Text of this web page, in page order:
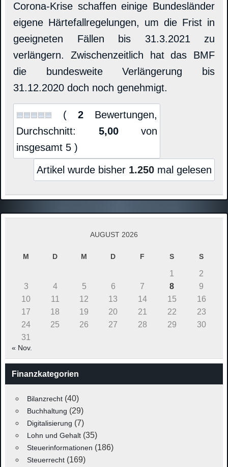
Corona-Krise schaffen einige Bundesländer
eigene Härtefallregelungen, um die Frist in
geeigneten Fällen bis 31.3.2021 zu
verlängern. Zwischenzeitlich hat das BMF
die bundesweite Verlängerung bis
31.12.2020 doch noch genehmigt.
(2 Bewertungen,
Durchschnitt: 5,00von
insgesamt 5 )
Artikel wurde bisher 1.250 mal gelesen
AUGUST 2026
M D M D F S S
1
2
3
4 5 6 7 8
9
10
11 12 13 14 15
16
17
18 19 20 21 22
23
24
25 26 27 28 29
30
31
« Nov.
Finanzkategorien
Bilanzrecht(40)
Buchhaltung (29)
Digitalisierung (7)
Lohn und Gehalt(35)
Steuerinformationen (186)
Steuerrecht(169)